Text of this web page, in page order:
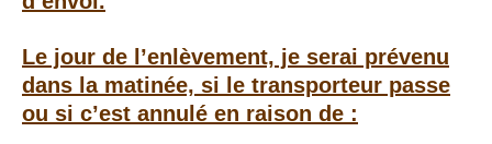
Le jour de l’enlèvement, je serai prévenu
dans la matinée, si le transporteur passe
ou si c’est annulé en raison de :